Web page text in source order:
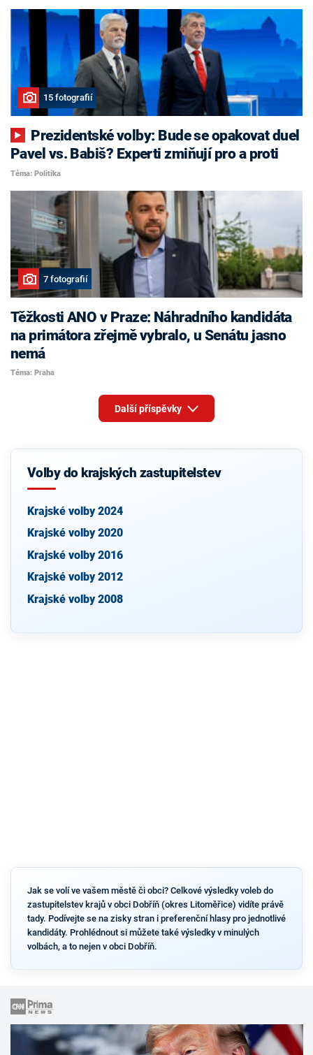
15 fotografií
Pavel vs. Babiš? Experti zmiňují pro a proti
Téma: Politika
7 fotografií
Těžkosti ANO v Praze: Náhradního kandidáta
na primátora zřejmě vybralo, u Senátu jasno
nemá
Téma: Praha
Další příspěvky
Volby do krajských zastupitelstev
Krajské volby 2024
Krajské volby 2020
Krajské volby 2016
Krajské volby 2012
Krajské volby 2008
Jak se volí ve vašem městě či obci? Celkové výsledky voleb do
zastupitelstev krajů v obci Dobříň (okres Litoměřice) vidíte právě
tady. Podívejte se na zisky stran i preferenční hlasy pro jednotlivé
kandidáty. Prohlédnout si můžete také výsledky v minulých
volbách, a to nejen v obci Dobříň.